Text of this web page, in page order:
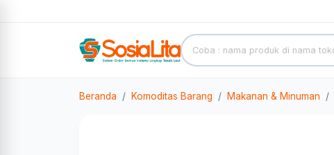
Beranda Komoditas Barang Makanan & Minuman